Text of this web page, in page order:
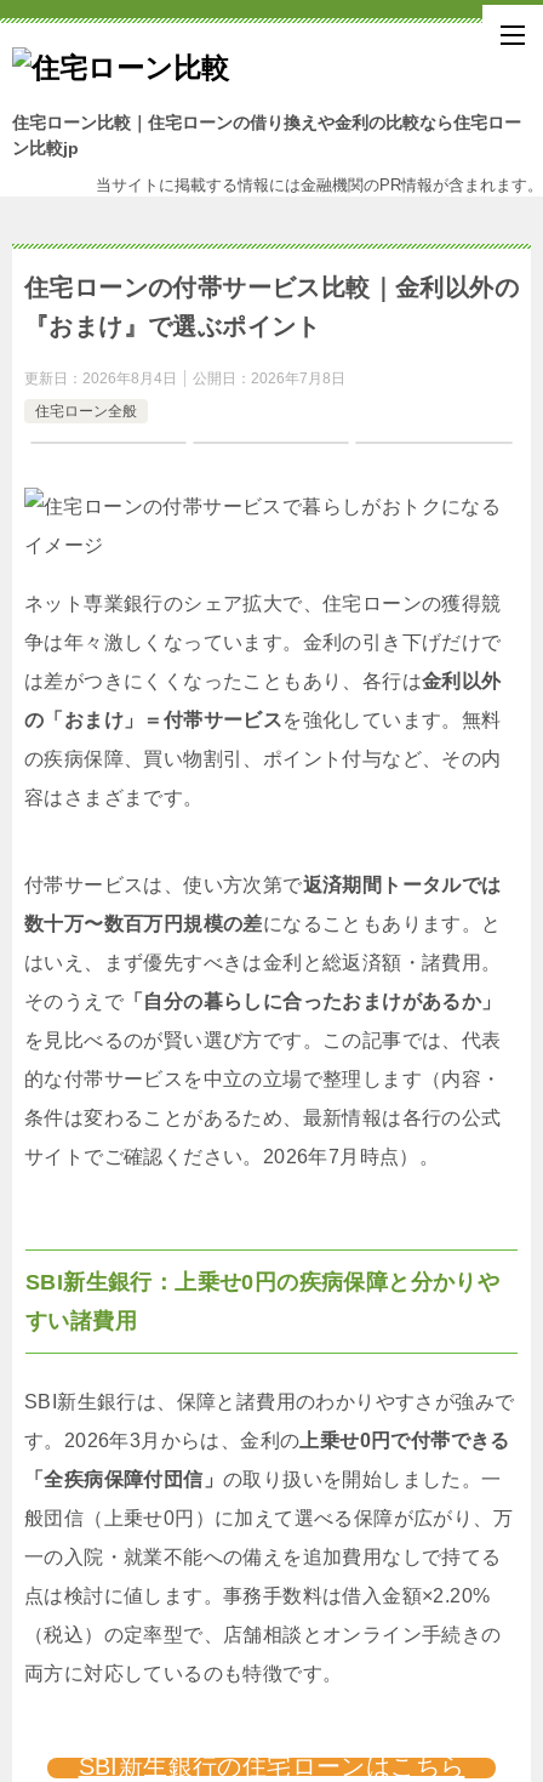
住宅ローン比較｜住宅ローンの借り換えや金利の比較なら住宅ロー
ン比較jp
当サイトに掲載する情報には金融機関のPR情報が含まれます。
住宅ローンの付帯サービス比較｜金利以外の
『おまけ』で選ぶポイント
更新日： 2026年8月4日 公開日： 2026年7月8日
住宅ローン全般
ネット専業銀行のシェア拡大で、住宅ローンの獲得競
争は年々激しくなっています。金利の引き下げだけで
は差がつきにくくなったこともあり、各行は金利以外
の「おまけ」＝付帯サービスを強化しています。無料
の疾病保障、買い物割引、ポイント付与など、その内
容はさまざまです。
付帯サービスは、使い方次第で返済期間トータルでは
数十万〜数百万円規模の差になることもあります。と
はいえ、まず優先すべきは金利と総返済額・諸費用。
そのうえで 「自分の暮らしに合ったおまけがあるか」
を見比べるのが賢い選び方です。この記事では、代表
的な付帯サービスを中立の立場で整理します（内容・
条件は変わることがあるため、最新情報は各行の公式
サイトでご確認ください。2026年7月時点）。
SBI新生銀行：上乗せ0円の疾病保障と分かりや
すい諸費用
SBI新生銀行は、保障と諸費用のわかりやすさが強みで
す。2026年3月からは、金利の 上乗せ0円で付帯できる
「全疾病保障付団信」 の取り扱いを開始しました。一
般団信（上乗せ0円）に加えて選べる保障が広がり、万
一の入院・就業不能への備えを追加費用なしで持てる
点は検討に値します。事務手数料は借入金額×2.20%
（税込）の定率型で、店舗相談とオンライン手続きの
両方に対応しているのも特徴です。
SBI新生銀行の住宅ローンはこちら